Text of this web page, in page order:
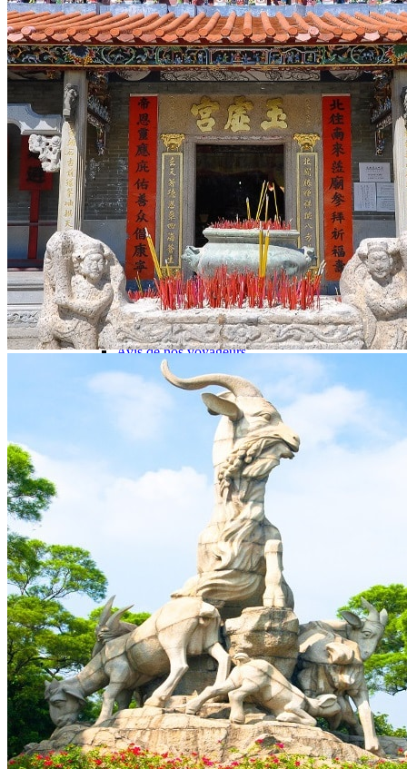
Circuits
Organisation
Circuits sur mesure
Nos Petits Groupes
Ambiance
Classique et incontournables
Culture & expériences
Nature et grands paysages
Famille et enfants
Trekking et aventure
Luxe et exception
Où et quand partir ?
Printemps
Eté
Automne
Hiver
Infos pratiques
Notre agence
Notre agence en Chine
Réseau Asian Roads
Garanties et engagements Asian Roads
Avis de nos voyageurs
Voyages d’affaires en Chine
Voyage scolaire et culturel en Chine
La Chine & ses secrets
Présentation de la Chine
Cuisines de Chine
Les Minorités Ethniques Chinoises
Fêtes traditionnelles & vacances en Chine
Les signes astrologiques Chinois
Les plus belles montagnes de Chine
Les plus belles balades de Chine
La Chine vue du ciel
Visiter la Chine pour voir le monde
Les langues en Chine : une étonnante diversité
Préparer son voyage en Chine
Notre sélection d’hôtels en Chine
Météo & climat
Obtention Visa Voyage Chine
Comment communiquer depuis la Chine ?
Maîtrisez les mots essentiels
Transports en Chine
Vols directs vers la Chine
Voyager en train
Voyager en Chine avec votre drone
Vaccins pour votre voyage en Chine
Mal des montagnes